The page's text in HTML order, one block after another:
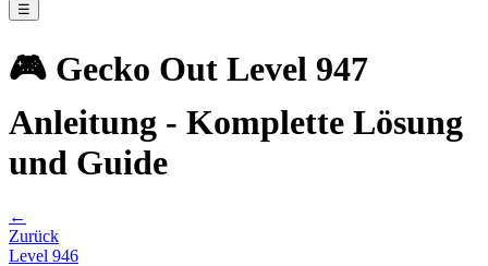
☰
🎮 Gecko Out Level 947
Anleitung - Komplette Lösung
und Guide
←
Zurück
Level 946